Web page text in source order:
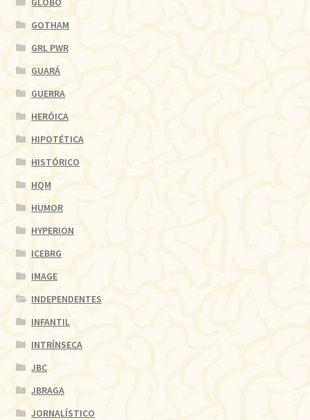
GOTHAM
GRL PWR
GUARÁ
GUERRA
HERÓICA
HIPOTÉTICA
HISTÓRICO
HQM
HUMOR
HYPERION
ICEBRG
IMAGE
INDEPENDENTES
INFANTIL
INTRÍNSECA
JBC
JBRAGA
JORNALÍSTICO